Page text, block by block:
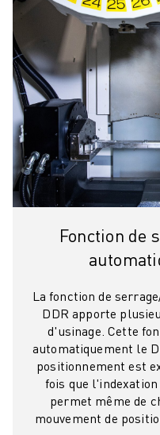
Fonction de
La fonction de
DDR apporte
d'usinage. Cette
automatiquement le
positionnement est
fois que
permet même de
mouvement de